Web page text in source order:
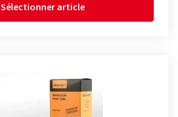
Sélectionner article